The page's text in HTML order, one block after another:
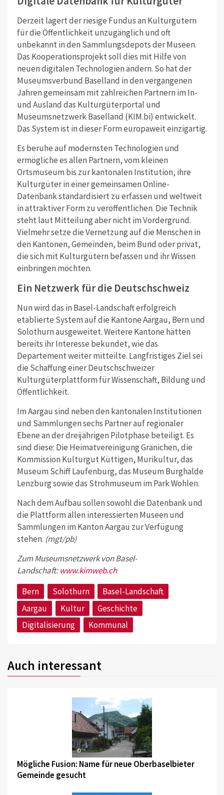
Derzeit lagert der riesige Fundus an Kulturgütern
für die Öffentlichkeit unzugänglich und oft
unbekannt in den Sammlungsdepots der Museen.
Das Kooperationsprojekt soll dies mit Hilfe von
neuen digitalen Technologien ändern. So hat der
Museumsverbund Baselland in den vergangenen
Jahren gemeinsam mit zahlreichen Partnern im In-
und Ausland das Kulturgüterportal und
Museumsnetzwerk Baselland (KIM.bi) entwickelt.
Das System ist in dieser Form europaweit einzigartig.
Es beruhe auf modernsten Technologien und
ermögliche es allen Partnern, vom kleinen
Ortsmuseum bis zur kantonalen Institution, ihre
Kulturgüter in einer gemeinsamen Online-
Datenbank standardisiert zu erfassen und weltweit
in attraktiver Form zu veröffentlichen. Die Technik
steht laut Mitteilung aber nicht im Vordergrund.
Vielmehr setze die Vernetzung auf die Menschen in
den Kantonen, Gemeinden, beim Bund oder privat,
die sich mit Kulturgütern befassen und ihr Wissen
einbringen möchten.
Ein Netzwerk für die Deutschschweiz
Nun wird das in Basel-Landschaft erfolgreich
etablierte System auf die Kantone Aargau, Bern und
Solothurn ausgeweitet. Weitere Kantone hätten
bereits ihr Interesse bekundet, wie das
Departement weiter mitteilte. Langfristiges Ziel sei
die Schaffung einer Deutschschweizer
Kulturgüterplattform für Wissenschaft, Bildung und
Öffentlichkeit.
Im Aargau sind neben den kantonalen Institutionen
und Sammlungen sechs Partner auf regionaler
Ebene an der dreijährigen Pilotphase beteiligt. Es
sind diese: Die Heimatvereinigung Gränichen, die
Kommission Kulturgut Küttigen, Murikultur, das
Museum Schiff Laufenburg, das Museum Burghalde
Lenzburg sowie das Strohmuseum im Park Wohlen.
Nach dem Aufbau sollen sowohl die Datenbank und
die Plattform allen interessierten Museen und
Sammlungen im Kanton Aargau zur Verfügung
stehen. (mgt/pb)
Zum Museumsnetzwerk von Basel-
Landschaft:www.kimweb.ch
Bern
Solothurn
Basel-Landschaft
Aargau
Kultur
Geschichte
Digitalisierung
Kommunal
Auch interessant
©
Mögliche Fusion: Name für neue Oberbaselbieter
Gemeinde gesucht